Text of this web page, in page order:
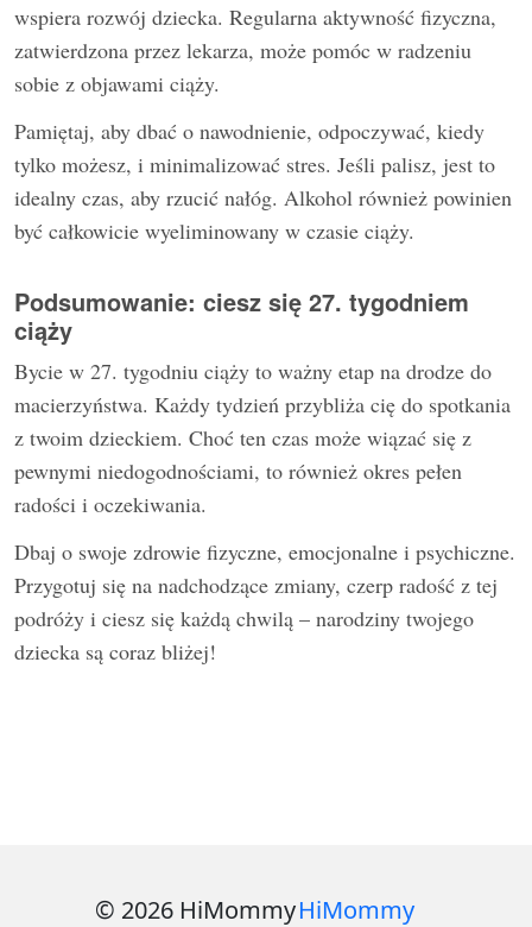
wspiera rozwój dziecka. Regularna aktywność fizyczna,
zatwierdzona przez lekarza, może pomóc w radzeniu
sobie z objawami ciąży.
Pamiętaj, aby dbać o nawodnienie, odpoczywać, kiedy
tylko możesz, i minimalizować stres. Jeśli palisz, jest to
idealny czas, aby rzucić nałóg. Alkohol również powinien
być całkowicie wyeliminowany w czasie ciąży.
Podsumowanie: ciesz się 27. tygodniem
ciąży
Bycie w 27. tygodniu ciąży to ważny etap na drodze do
macierzyństwa. Każdy tydzień przybliża cię do spotkania
z twoim dzieckiem. Choć ten czas może wiązać się z
pewnymi niedogodnościami, to również okres pełen
radości i oczekiwania.
Dbaj o swoje zdrowie fizyczne, emocjonalne i psychiczne.
Przygotuj się na nadchodzące zmiany, czerp radość z tej
podróży i ciesz się każdą chwilą – narodziny twojego
dziecka są coraz bliżej!
© 2026 HiMommyHiMommy